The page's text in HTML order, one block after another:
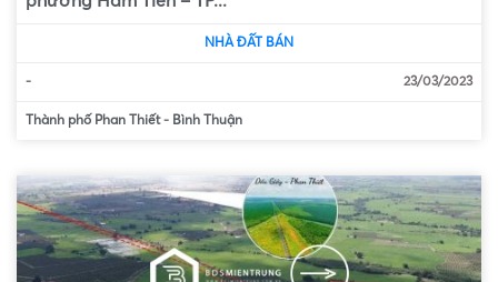
NHÀ ĐẤT BÁN
- 23/03/2023
Thành phố Phan Thiết - Bình Thuận